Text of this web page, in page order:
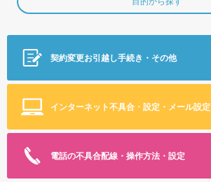
契約変更お引越し手続き・その他
インターネット不具合・設定・メール設定
電話の不具合配線・操作方法・設定